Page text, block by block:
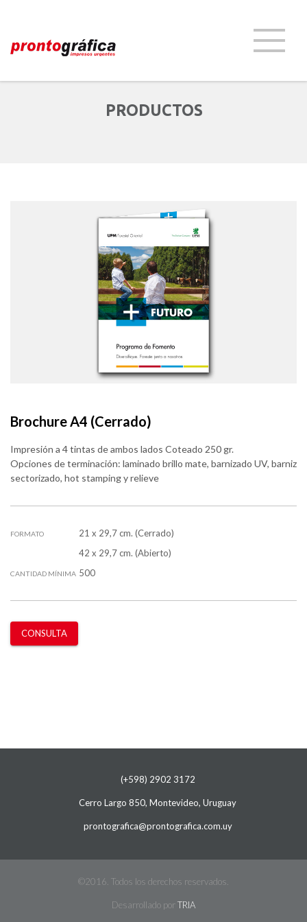
PRODUCTOS
Brochure A4 (Cerrado)
Impresión a 4 tintas de ambos lados Coteado 250 gr.
Opciones de terminación: laminado brillo mate, barnizado UV, barniz
sectorizado, hot stamping y relieve
FORMATO
21 x 29,7 cm. (Cerrado)
42 x 29,7 cm. (Abierto)
CANTIDAD MÍNIMA 500
CONSULTA
(+598) 2902 3172
Cerro Largo 850, Montevideo, Uruguay
prontografica@prontografica.com.uy
©2016. Todos los derechos reservados.
Desarrollado porTRIA